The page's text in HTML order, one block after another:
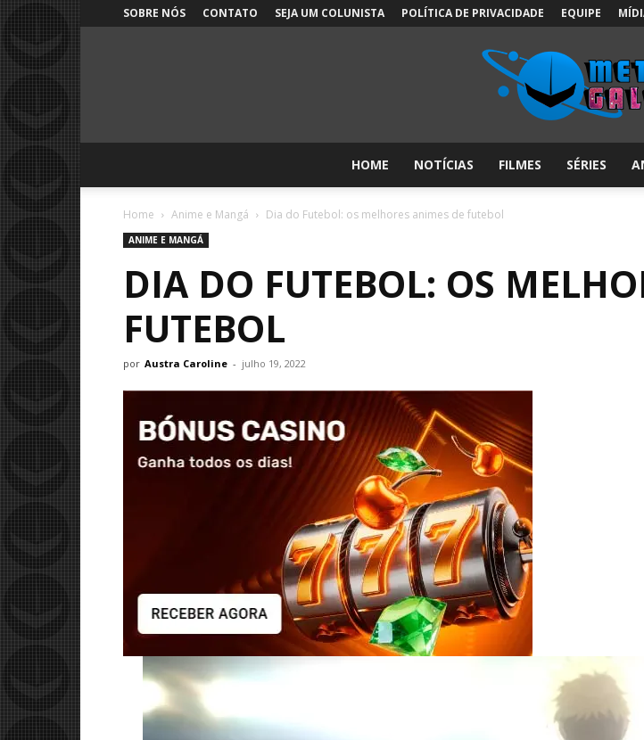
SOBRE NÓS CONTATO SEJA UM COLUNISTA POLÍTICA DE PRIVACIDADE EQUIPE
Galáxia:
HOME NOTÍCIAS FILMES SÉRIES
Home Anime e Mangá Dia do Futebol: os melhores animes de futebol
ANIME E MANGÁ
DIA DO FUTEBOL: OS
FUTEBOL
por Austra Caroline - julho 19, 2022